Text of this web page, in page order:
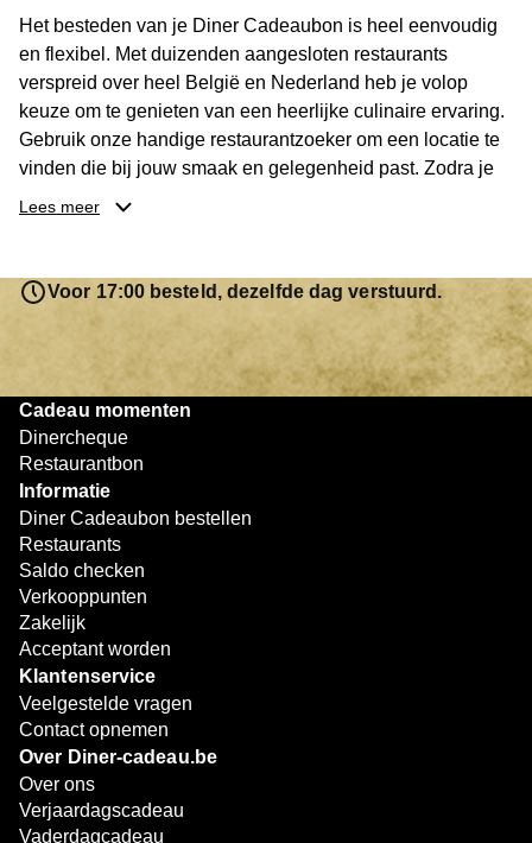
niet alleen een diner, maar een bijzondere belevenis.
Het besteden van je Diner Cadeaubon is heel eenvoudig
en flexibel. Met duizenden aangesloten restaurants
verspreid over heel België en Nederland heb je volop
keuze om te genieten van een heerlijke culinaire ervaring.
Gebruik onze handige restaurantzoeker om een locatie te
vinden die bij jouw smaak en gelegenheid past. Zodra je
je keuze hebt gemaakt, kun je eenvoudig reserveren en na
resterende bedrag blijft gewoon op de bon staan en kan
later worden gebruikt. Zo geniet je keer op keer van
bijzondere eetmomenten.
Lees meer
Voor 17:00 besteld, dezelfde dag verstuurd.
Cadeau momenten
Dinercheque
Restaurantbon
Informatie
Diner Cadeaubon bestellen
Restaurants
Saldo checken
Verkooppunten
Zakelijk
Acceptant worden
Klantenservice
Veelgestelde vragen
Contact opnemen
Over Diner-cadeau.be
Over ons
Verjaardagscadeau
Vaderdagcadeau